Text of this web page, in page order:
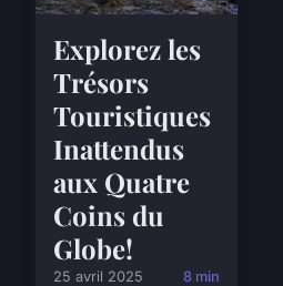
Explorez les
Trésors
Touristiques
Inattendus
aux Quatre
Coins du
Globe!
25 avril 2025 8 min